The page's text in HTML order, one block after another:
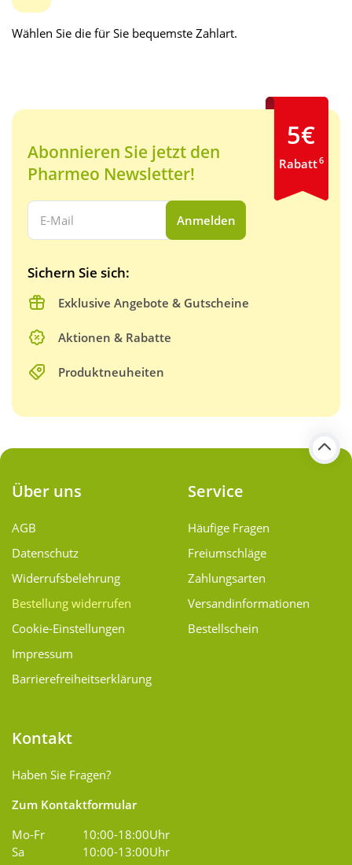
Wählen Sie die für Sie bequemste Zahlart.
Abonnieren Sie jetzt den
Pharmeo Newsletter!
Ihre E-Mail Adresse:
Anmelden
Sichern Sie sich:
Exklusive Angebote & Gutscheine
Aktionen & Rabatte
Produktneuheiten
5€
Rabatt6
Über uns
AGB
Datenschutz
Widerrufsbelehrung
Bestellung widerrufen
Cookie-Einstellungen
Impressum
Barrierefreiheitserklärung
Service
Häufige Fragen
Freiumschläge
Zahlungsarten
Versand­informationen
Bestellschein
Kontakt
Haben Sie Fragen?
Zum Kontaktformular
Mo-Fr
10:00-18:00Uhr
Sa
10:00-13:00Uhr